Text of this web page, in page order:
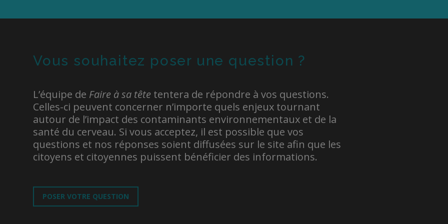
Vous souhaitez poser une question ?
L’équipe de Faire à sa tête tentera de répondre à vos questions.
Celles-ci peuvent concerner n’importe quels enjeux tournant
autour de l’impact des contaminants environnementaux et de la
santé du cerveau. Si vous acceptez, il est possible que vos
questions et nos réponses soient diffusées sur le site afin que les
citoyens et citoyennes puissent bénéficier des informations.
POSER VOTRE QUESTION